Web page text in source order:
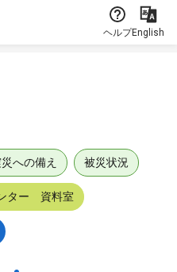
ヘルプEnglish
への備え 被災状況
ター 資料室